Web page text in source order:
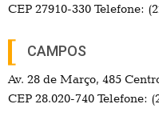
CEP 27910-330 Telefone:
CAMPOS
Av. 28 de Março, 485
CEP 28.020-740 Telefone: